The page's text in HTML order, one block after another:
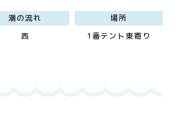
潮の流れ
西
場所
1番テント東寄り